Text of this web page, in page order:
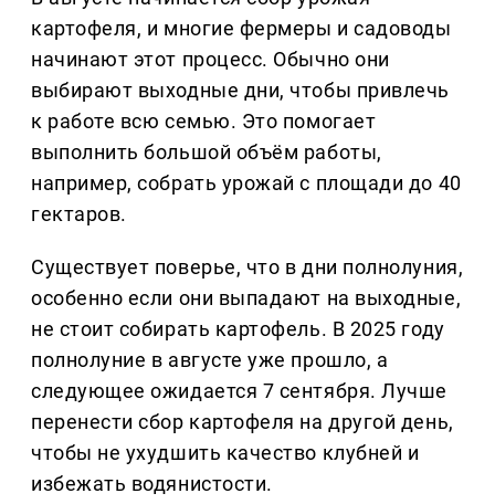
картофеля, и многие фермеры и садоводы
начинают этот процесс. Обычно они
выбирают выходные дни, чтобы привлечь
к работе всю семью. Это помогает
выполнить большой объём работы,
например, собрать урожай с площади до 40
гектаров.
Существует поверье, что в дни полнолуния,
особенно если они выпадают на выходные,
не стоит собирать картофель. В 2025 году
полнолуние в августе уже прошло, а
следующее ожидается 7 сентября. Лучше
перенести сбор картофеля на другой день,
чтобы не ухудшить качество клубней и
избежать водянистости.